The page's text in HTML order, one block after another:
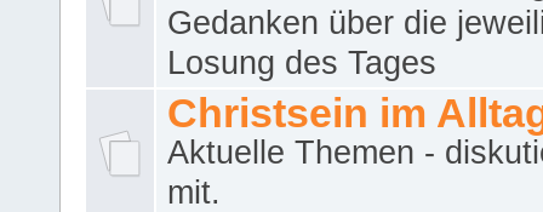
Gedanken über die
Losung des Tages
Christsein im
Aktuelle Themen -
mit.